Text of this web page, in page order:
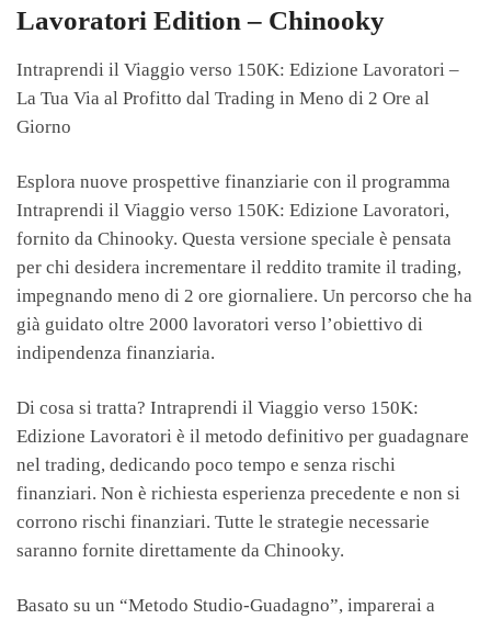
Lavoratori Edition – Chinooky
Intraprendi il Viaggio verso 150K: Edizione Lavoratori –
La Tua Via al Profitto dal Trading in Meno di 2 Ore al
Giorno
Esplora nuove prospettive finanziarie con il programma
Intraprendi il Viaggio verso 150K: Edizione Lavoratori,
fornito da Chinooky. Questa versione speciale è pensata
per chi desidera incrementare il reddito tramite il trading,
impegnando meno di 2 ore giornaliere. Un percorso che ha
già guidato oltre 2000 lavoratori verso l’obiettivo di
indipendenza finanziaria.
Di cosa si tratta? Intraprendi il Viaggio verso 150K:
Edizione Lavoratori è il metodo definitivo per guadagnare
nel trading, dedicando poco tempo e senza rischi
finanziari. Non è richiesta esperienza precedente e non si
corrono rischi finanziari. Tutte le strategie necessarie
saranno fornite direttamente da Chinooky.
Basato su un “Metodo Studio-Guadagno”, imparerai a